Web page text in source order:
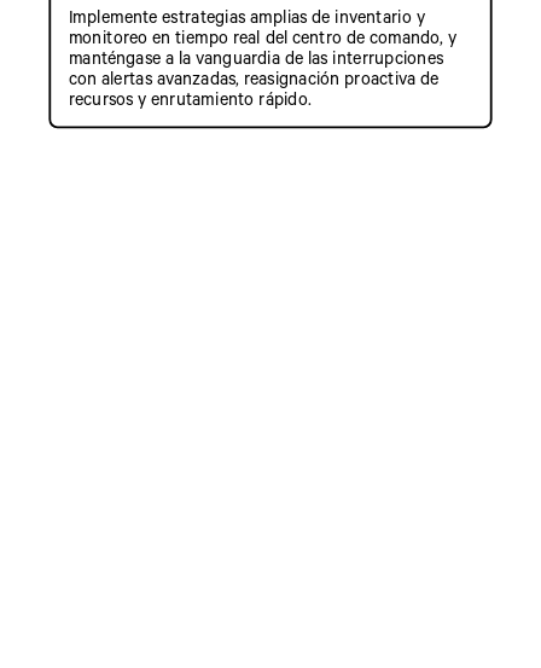
Implemente estrategias amplias de inventario y
monitoreo en tiempo real del centro de comando, y
manténgase a la vanguardia de las interrupciones
con alertas avanzadas, reasignación proactiva de
recursos y enrutamiento rápido.